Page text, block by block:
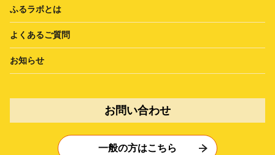
ふるラボとは
よくあるご質問
お知らせ
お問い合わせ
一般の方はこちら